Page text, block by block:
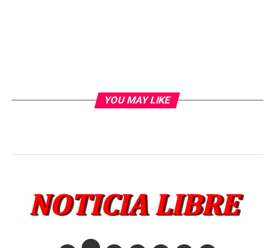
YOU MAY LIKE